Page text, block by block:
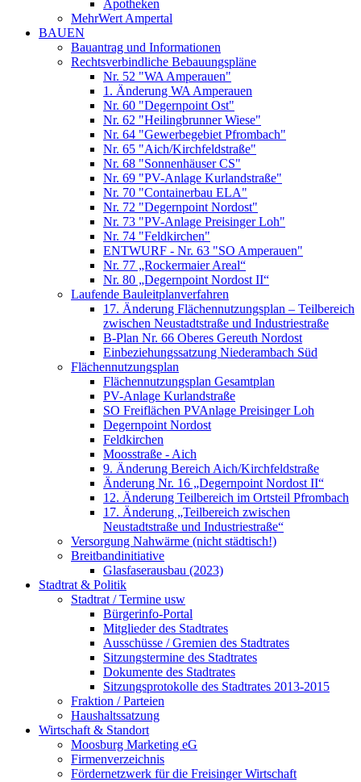
Apotheken
MehrWert Ampertal
BAUEN
Bauantrag und Informationen
Rechtsverbindliche Bebauungspläne
Nr. 52 "WA Amperauen"
1. Änderung WA Amperauen
Nr. 60 "Degernpoint Ost"
Nr. 62 "Heilingbrunner Wiese"
Nr. 64 "Gewerbegebiet Pfrombach"
Nr. 65 "Aich/Kirchfeldstraße"
Nr. 68 "Sonnenhäuser CS"
Nr. 69 "PV-Anlage Kurlandstraße"
Nr. 70 "Containerbau ELA"
Nr. 72 "Degernpoint Nordost"
Nr. 73 "PV-Anlage Preisinger Loh"
Nr. 74 "Feldkirchen"
ENTWURF - Nr. 63 "SO Amperauen"
Nr. 77 „Rockermaier Areal“
Nr. 80 „Degernpoint Nordost II“
Laufende Bauleitplanverfahren
17. Änderung Flächennutzungsplan – Teilbereich
zwischen Neustadtstraße und Industriestraße
B-Plan Nr. 66 Oberes Gereuth Nordost
Einbeziehungssatzung Niederambach Süd
Flächennutzungsplan
Flächennutzungsplan Gesamtplan
PV-Anlage Kurlandstraße
SO Freiflächen PV­Anlage Preisinger Loh
Degernpoint Nordost
Feldkirchen
Moosstraße - Aich
9. Änderung Bereich Aich/Kirchfeldstraße
Änderung Nr. 16 „Degernpoint Nordost II“
12. Änderung Teilbereich im Ortsteil Pfrombach
17. Änderung „Teilbereich zwischen
Neustadtstraße und Industriestraße“
Versorgung Nahwärme (nicht städtisch!)
Breitbandinitiative
Glasfaserausbau (2023)
Stadtrat & Politik
Stadtrat / Termine usw
Bürgerinfo-Portal
Mitglieder des Stadtrates
Ausschüsse / Gremien des Stadtrates
Sitzungstermine des Stadtrates
Dokumente des Stadtrates
Sitzungsprotokolle des Stadtrates 2013-2015
Fraktion / Parteien
Haushaltssatzung
Wirtschaft & Standort
Moosburg Marketing eG
Firmenverzeichnis
Fördernetzwerk für die Freisinger Wirtschaft